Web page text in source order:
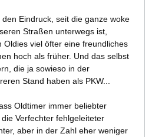
Eindruck, seit die ganze woke
Straßen unterwegs ist,
Oldies viel öfter eine freundliches
hoch als früher. Und das selbst
die ja sowieso in der
Stand haben als PKW...
Oldtimer immer beliebter
Verfechter fehlgeleiteter
aber in der Zahl eher weniger